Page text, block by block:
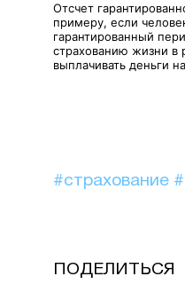
Отсчет
примеру, если
гарантированный
страхованию жизни в
выплачивать деньги
#страхование
ПОДЕЛИТЬСЯ